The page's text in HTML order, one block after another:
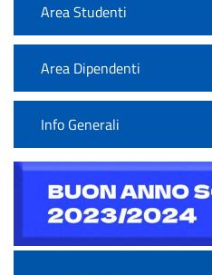
Area Studenti
Area Dipendenti
Info Generali